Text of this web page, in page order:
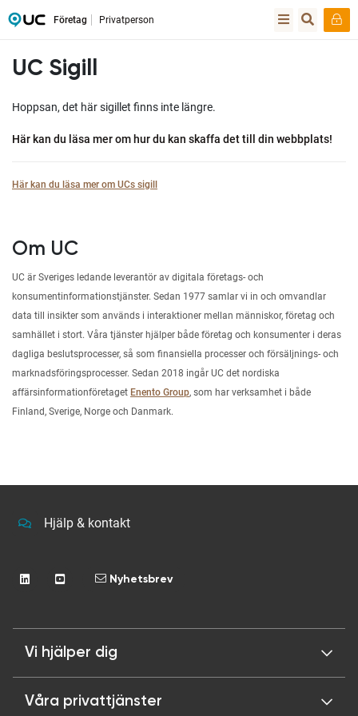
Företag Privatperson
UC Sigill
Hoppsan, det här sigillet finns inte längre.
Här kan du läsa mer om hur du kan skaffa det till din webbplats!
Här kan du läsa mer om UCs sigill
Om UC
UC är Sveriges ledande leverantör av digitala företags- och
konsumentinformationstjänster. Sedan 1977 samlar vi in och omvandlar
data till insikter som används i interaktioner mellan människor, företag och
samhället i stort. Våra tjänster hjälper både företag och konsumenter i deras
dagliga beslutsprocesser, så som finansiella processer och försäljnings- och
marknadsföringsprocesser. Sedan 2018 ingår UC det nordiska
affärsinformationföretaget Enento Group, som har verksamhet i både
Finland, Sverige, Norge och Danmark.
Hjälp & kontakt
Nyhetsbrev
Vi hjälper dig
Våra privattjänster